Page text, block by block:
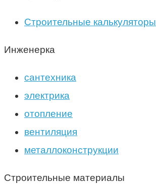
Строительные калькуляторы
Инженерка
сантехника
электрика
отопление
вентиляция
металлоконструкции
Строительные материалы